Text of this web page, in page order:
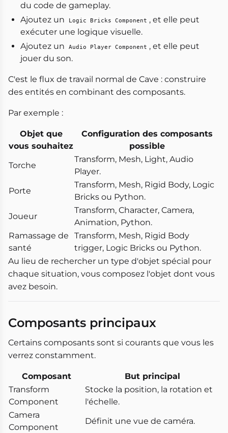
du code de gameplay.
Ajoutez un
Logic Bricks Component , et elle peut
exécuter une logique visuelle.
Ajoutez un
Audio Player Component , et elle peut
jouer du son.
C'est le flux de travail normal de Cave : construire
des entités en combinant des composants.
Par exemple :
Objet que
vous souhaitez
Configuration des composants
possible
Torche
Transform, Mesh, Light, Audio
Player.
Porte
Transform, Mesh, Rigid Body, Logic
Bricks ou Python.
Joueur
Transform, Character, Camera,
Animation, Python.
Ramassage de
santé
Transform, Mesh, Rigid Body
trigger, Logic Bricks ou Python.
Au lieu de rechercher un type d'objet spécial pour
chaque situation, vous composez l'objet dont vous
avez besoin.
Composants principaux
Certains composants sont si courants que vous les
verrez constamment.
Composant
But principal
Transform
Component
Stocke la position, la rotation et
l'échelle.
Camera
Component
Définit une vue de caméra.